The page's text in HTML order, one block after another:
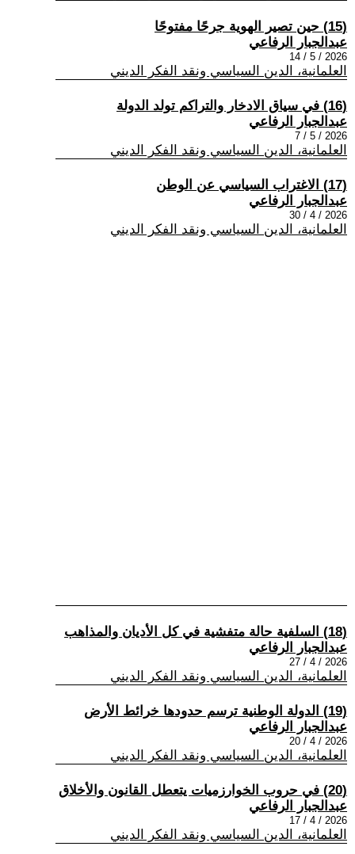
(15) حين تصير الهوية جرحًا مفتوحًا
عبدالجبار الرفاعي
2026 / 5 / 14
العلمانية، الدين السياسي ونقد الفكر الديني
(16) في سياق الادخار والتراكم تولد الدولة
عبدالجبار الرفاعي
2026 / 5 / 7
العلمانية، الدين السياسي ونقد الفكر الديني
(17) الاغتراب السياسي عن الوطن
عبدالجبار الرفاعي
2026 / 4 / 30
العلمانية، الدين السياسي ونقد الفكر الديني
(18) السلفية حالة متفشية في كل الأديان والمذاهب
عبدالجبار الرفاعي
2026 / 4 / 27
العلمانية، الدين السياسي ونقد الفكر الديني
(19) الدولة الوطنية ترسم حدودها خرائط الأرض
عبدالجبار الرفاعي
2026 / 4 / 20
العلمانية، الدين السياسي ونقد الفكر الديني
(20) في حروب الخوارزميات يتعطل القانون والأخلاق
عبدالجبار الرفاعي
2026 / 4 / 17
العلمانية، الدين السياسي ونقد الفكر الديني